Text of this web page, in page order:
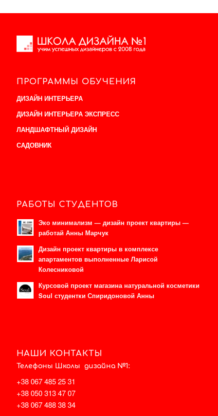
ПРОГРАММЫ ОБУЧЕНИЯ
ДИЗАЙН ИНТЕРЬЕРА
ДИЗАЙН ИНТЕРЬЕРА ЭКСПРЕСС
ЛАНДШАФТНЫЙ ДИЗАЙН
САДОВНИК
РАБОТЫ СТУДЕНТОВ
Эко минимализм — дизайн проект квартиры —
работай Анны Марчук
Дизайн проект квартиры в комплексе
апартаментов выполненные Ларисой
Колесниковой
Курсовой проект магазина натуральной косметики
Soul студентки Спиридоновой Анны
НАШИ КОНТАКТЫ
Телефоны Школы дизайна №1:
+38 067 485 25 31
+38 050 313 47 07
+38 067 488 38 34